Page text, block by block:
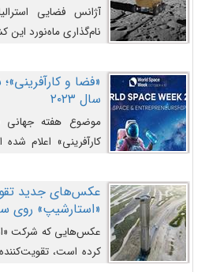
آژانس فضایی
نام‌گذاری ماه‌نورد
«فضا و
سال ۲۰۲۳
کارآفرینی» اعلام
روزافزون کارآفرینی
کارآفرینان این حوزه
عکس‌های جدید
«استارشیپ» روی
عکس‌هایی که شرکت
کرده است،